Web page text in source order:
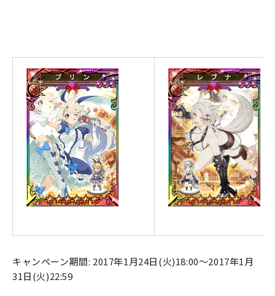
キャンペーン期間: 2017年1月24日(火)18:00～2017年1月
31日(火)22:59